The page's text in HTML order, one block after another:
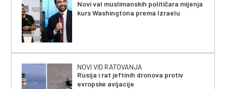
Novi val muslimanskih političara mijenja
kurs Washingtona prema Izraelu
NOVI VID RATOVANJA
Rusija i rat jeftinih dronova protiv
evropske avijacije